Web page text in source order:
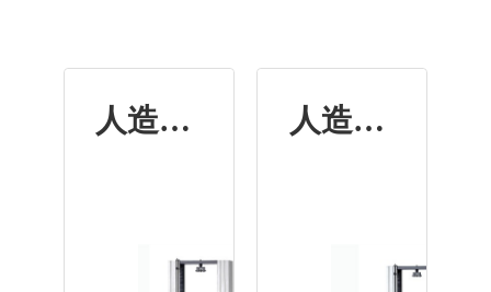
人造板MWW微机控制万能试验机 人造板MWD数显式万能试验机